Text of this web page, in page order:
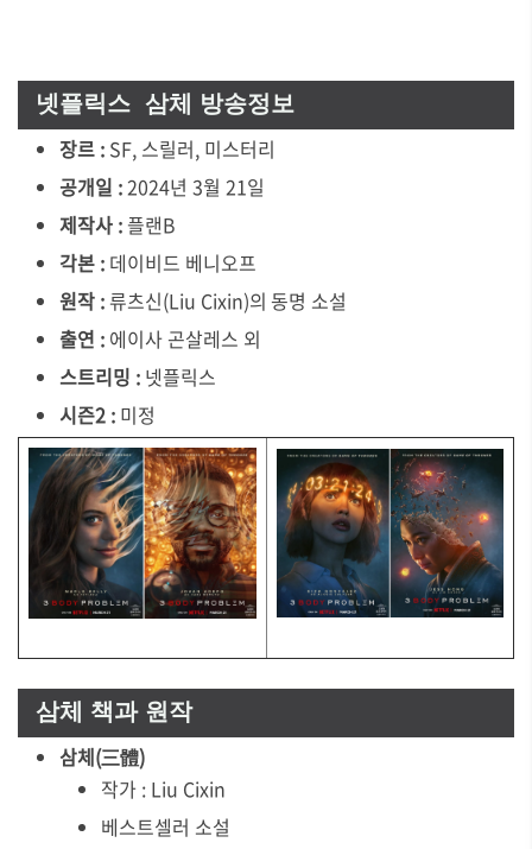
넷플릭스 삼체 방송정보
장르 :SF, 스릴러, 미스터리
공개일 :2024년 3월 21일
제작사 :플랜B
각본 :데이비드 베니오프
원작 :류츠신(Liu Cixin)의 동명 소설
출연 :에이사 곤살레스 외
스트리밍 :넷플릭스
시즌2 :미정
삼체 책과 원작
삼체(三體)
작가 : Liu Cixin
베스트셀러 소설